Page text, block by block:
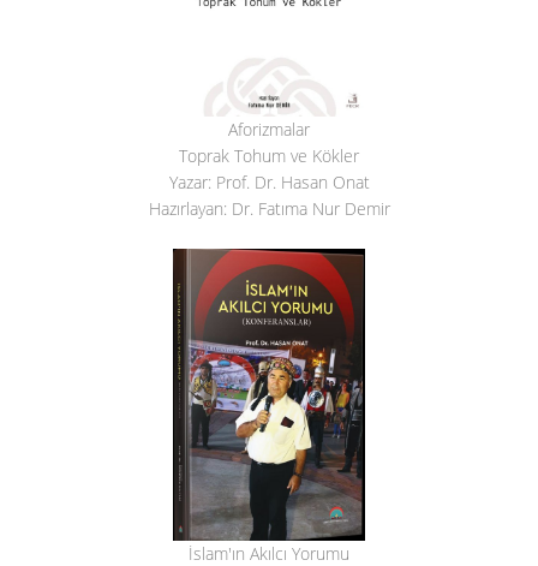
Aforizmalar
Toprak Tohum ve Kökler
Yazar: Prof. Dr. Hasan Onat
Hazırlayan: Dr. Fatıma Nur Demir
İslam'ın Akılcı Yorumu